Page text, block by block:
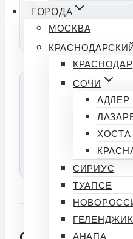
ГОРОДА
МОСКВА
КРАСНОДАР
СОЧИ
АДЛЕР
ХОСТА
СИРИУС
ТУАПСЕ
ГЕЛЕНДЖИК
АНАПА
Источники:
💬 Спросить ИИ
Нейросеть прочитала
на любые вопросы по